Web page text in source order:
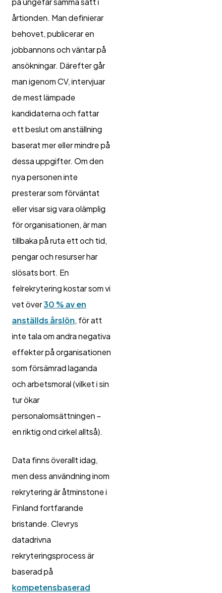
årtionden. Man definierar
behovet, publicerar en
jobbannons och väntar på
ansökningar. Därefter går
man igenom CV, intervjuar
de mest lämpade
kandidaterna och fattar
ett beslut om anställning
baserat mer eller mindre på
dessa uppgifter. Om den
nya personen inte
presterar som förväntat
eller visar sig vara olämplig
för organisationen, är man
tillbaka på ruta ett och tid,
pengar och resurser har
slösats bort. En
felrekrytering kostar som vi
vet över30 % av en
anställds årslön, för att
inte tala om andra negativa
effekter på organisationen
som försämrad laganda
och arbetsmoral (vilket i sin
tur ökar
personalomsättningen –
en riktig ond cirkel alltså).
Data finns överallt idag,
men dess användning inom
rekrytering är åtminstone i
Finland fortfarande
bristande. Clevrys
datadrivna
rekryteringsprocess är
baserad på
kompetensbaserad